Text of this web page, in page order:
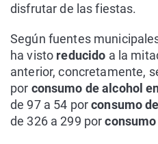
disfrutar de las fiestas.
Según fuentes
ha visto reducido a la
anterior, concretamente,
por consumo de alcohol
de 97 a 54 porconsumo
de 326 a 299 por